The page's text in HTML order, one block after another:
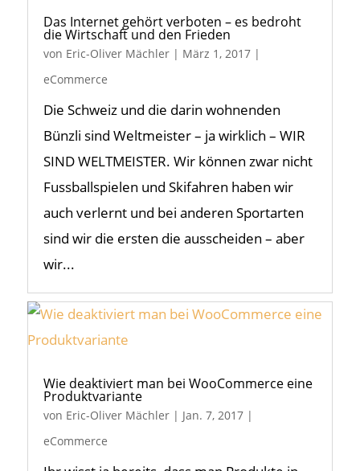
Das Internet gehört verboten – es bedroht
die Wirtschaft und den Frieden
von Eric-Oliver Mächler| März 1, 2017|
eCommerce
Die Schweiz und die darin wohnenden
Bünzli sind Weltmeister – ja wirklich – WIR
SIND WELTMEISTER. Wir können zwar nicht
Fussballspielen und Skifahren haben wir
auch verlernt und bei anderen Sportarten
sind wir die ersten die ausscheiden – aber
wir...
Wie deaktiviert man bei WooCommerce eine
Produktvariante
von Eric-Oliver Mächler| Jan. 7, 2017|
eCommerce